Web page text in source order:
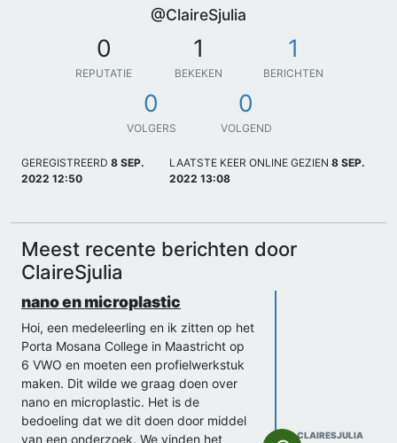
@ClaireSjulia
0
REPUTATIE
1
BEKEKEN
1
BERICHTEN
0
VOLGERS
0
VOLGEND
GEREGISTREERD 8 SEP.
2022 12:50
LAATSTE KEER ONLINE GEZIEN 8 SEP.
2022 13:08
Meest recente berichten door
ClaireSjulia
nano en microplastic
Hoi, een medeleerling en ik zitten op het
Porta Mosana College in Maastricht op
6 VWO en moeten een profielwerkstuk
maken. Dit wilde we graag doen over
nano en microplastic. Het is de
bedoeling dat we dit doen door middel
van een onderzoek. We vinden het
CLAIRESJULIA